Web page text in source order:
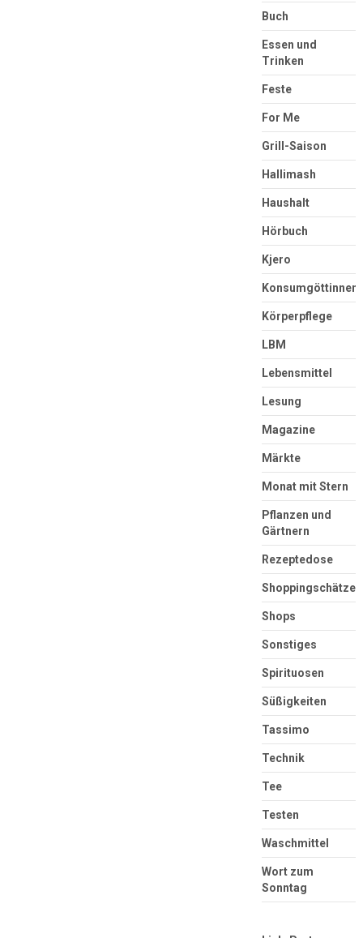
Buch
Essen und
Trinken
Feste
For Me
Grill-Saison
Hallimash
Haushalt
Hörbuch
Kjero
Konsumgöttinnen
Körperpflege
LBM
Lebensmittel
Lesung
Magazine
Märkte
Monat mit Stern
Pflanzen und
Gärtnern
Rezeptedose
Shoppingschätze
Shops
Sonstiges
Spirituosen
Süßigkeiten
Tassimo
Technik
Tee
Testen
Waschmittel
Wort zum
Sonntag